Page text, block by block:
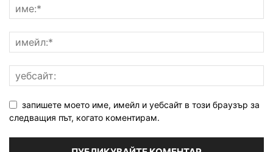
запишете моето име, имейл и уебсайт в този браузър за
следващия път, когато коментирам.